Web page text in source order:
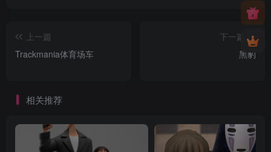
上一篇
Trackmania体育场车
下一篇
黑豹
相关推荐